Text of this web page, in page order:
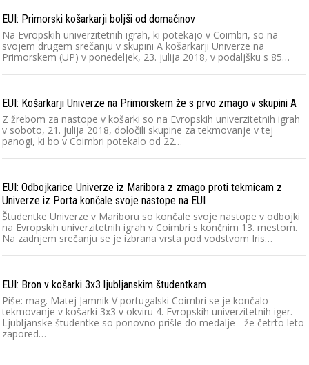
EUI: Primorski košarkarji boljši od domačinov
Na Evropskih univerzitetnih igrah, ki potekajo v Coimbri, so na
svojem drugem srečanju v skupini A košarkarji Univerze na
Primorskem (UP) v ponedeljek, 23. julija 2018, v podaljšku s 85…
EUI: Košarkarji Univerze na Primorskem že s prvo zmago v skupini A
Z žrebom za nastope v košarki so na Evropskih univerzitetnih igrah
v soboto, 21. julija 2018, določili skupine za tekmovanje v tej
panogi, ki bo v Coimbri potekalo od 22…
EUI: Odbojkarice Univerze iz Maribora z zmago proti tekmicam z
Univerze iz Porta končale svoje nastope na EUI
Študentke Univerze v Mariboru so končale svoje nastope v odbojki
na Evropskih univerzitetnih igrah v Coimbri s končnim 13. mestom.
Na zadnjem srečanju se je izbrana vrsta pod vodstvom Iris…
EUI: Bron v košarki 3x3 ljubljanskim študentkam
Piše: mag. Matej Jamnik V portugalski Coimbri se je končalo
tekmovanje v košarki 3x3 v okviru 4. Evropskih univerzitetnih iger.
Ljubljanske študentke so ponovno prišle do medalje - že četrto leto
zapored…